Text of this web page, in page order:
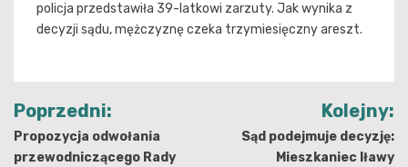
policja przedstawiła 39-latkowi zarzuty. Jak wynika z
decyzji sądu, mężczyznę czeka trzymiesięczny areszt.
Nawigacja
wpisu
Poprzedni:
Propozycja odwołania
przewodniczącego Rady
Kolejny:
Sąd podejmuje decyzję:
Mieszkaniec Iławy